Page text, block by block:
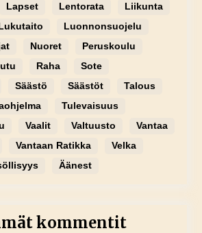
Lapset Lentorata
Liikunta
Luonnonsuojelu
Nuoret
Peruskoulu
Raha
Sote
Säästö Säästöt
Talous
Tulevaisuus
Vaalit Valtuusto
Vantaa
Vantaan Ratikka
Velka
Äänest
kommentit